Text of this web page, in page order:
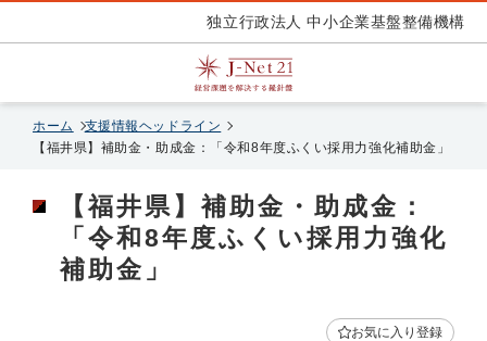
独立行政法人 中小企業基盤整備機構
ホーム
支援情報ヘッドライン
【福井県】補助金・助成金：「令和8年度ふくい採用力強化補助金」
【福井県】補助金・助成金：
「令和8年度ふくい採用力強化
補助金」
お気に入り登録